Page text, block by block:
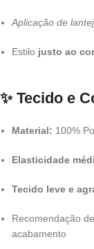
Aplicação de
Estilo justo ao
✨ Tecido e
Material: 100%
Elasticidade
Tecido leve e
Recomendação
acabamento